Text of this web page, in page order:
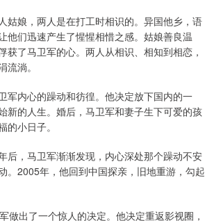
姑娘，两人是在打工时相识的。异国他乡，语
他们迅速产生了惺惺相惜之感。姑娘善良温
获了马卫军的心。两人从相识、相知到相恋，
流淌。
军内心的躁动和彷徨。他决定放下国内的一
新的人生。婚后，马卫军和妻子生下可爱的孩
的小日子。
后，马卫军渐渐发现，内心深处那个躁动不安
。2005年，他回到中国探亲，旧地重游，勾起
做出了一个惊人的决定。他决定重返影视圈，